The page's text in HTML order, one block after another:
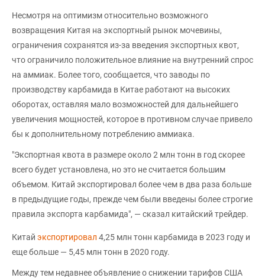
Несмотря на оптимизм относительно возможного
возвращения Китая на экспортный рынок мочевины,
ограничения сохранятся из-за введения экспортных квот,
что ограничило положительное влияние на внутренний спрос
на аммиак. Более того, сообщается, что заводы по
производству карбамида в Китае работают на высоких
оборотах, оставляя мало возможностей для дальнейшего
увеличения мощностей, которое в противном случае привело
бы к дополнительному потреблению аммиака.
"Экспортная квота в размере около 2 млн тонн в год скорее
всего будет установлена, но это не считается большим
объемом. Китай экспортировал более чем в два раза больше
в предыдущие годы, прежде чем были введены более строгие
правила экспорта карбамида", — сказал китайский трейдер.
Китай экспортировал 4,25 млн тонн карбамида в 2023 году и
еще больше — 5,45 млн тонн в 2020 году.
Между тем недавнее объявление о снижении тарифов США